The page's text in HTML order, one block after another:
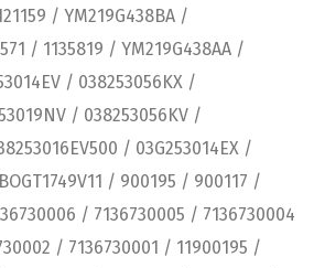
/ YM219G438BA /
/ 1135819 / YM219G438AA /
/ 038253056KX /
/ 038253056KV /
/ 03G253014EX /
/ 900195 / 900117 /
/ 7136730005 / 7136730004
/ 7136730001 / 11900195 /